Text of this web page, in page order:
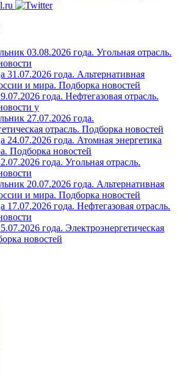
03.08.2026 года. Угольная отрасль.
31.07.2026 года. Альтернативная
и мира. Подборка новостей
года. Нефтегазовая отрасль.
у
27.07.2026 года.
отрасль. Подборка новостей
24.07.2026 года. Атомная энергетика
Подборка новостей
года. Угольная отрасль.
20.07.2026 года. Альтернативная
и мира. Подборка новостей
17.07.2026 года. Нефтегазовая отрасль.
года. Электроэнергетическая
новостей